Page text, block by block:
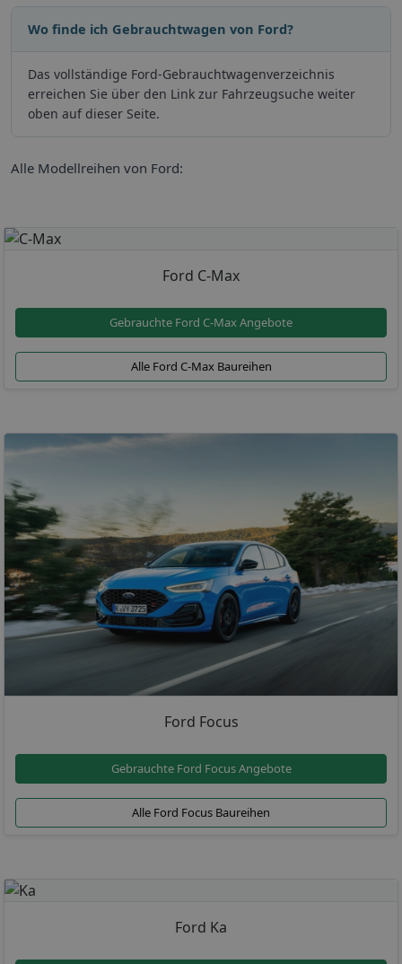
Wo finde ich Gebrauchtwagen von Ford?
Das vollständige Ford-Gebrauchtwagenverzeichnis
erreichen Sie über den Link zur Fahrzeugsuche weiter
oben auf dieser Seite.
Alle Modellreihen von Ford:
Ford C-Max
Gebrauchte Ford C-Max Angebote
Alle Ford C-Max Baureihen
Ford Focus
Gebrauchte Ford Focus Angebote
Alle Ford Focus Baureihen
Ford Ka